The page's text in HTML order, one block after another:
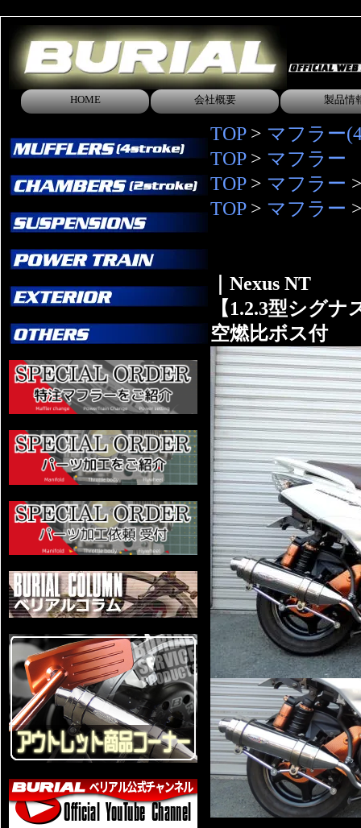
HOME 会社概要 製品情
TOP> マフラー
TOP > マフラー
TOP > マフラー
TOP > マフラー
｜Nexus NT
【1.2.3型シグナ
空燃比ボス付